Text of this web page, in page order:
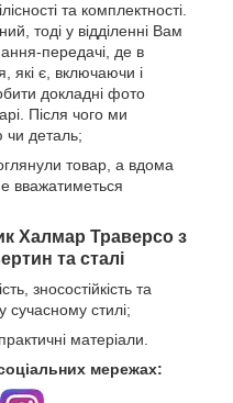
та комплектності.
тоді у відділенні Вам
передачі, де в
які є, включаючи і
докладні фото
Після чого ми
чи деталь;
товар, а вдома
вважатиметься
Халмар Траверсо з
та сталі
зносостійкість та
сучасному стилі;
матеріали.
мережах: